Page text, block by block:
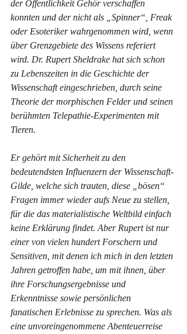
der Öffentlichkeit Gehör verschaffen
konnten und der nicht als „Spinner“, Freak
oder Esoteriker wahrgenommen wird, wenn
über Grenzgebiete des Wissens referiert
wird. Dr. Rupert Sheldrake hat sich schon
zu Lebenszeiten in die Geschichte der
Wissenschaft eingeschrieben, durch seine
Theorie der morphischen Felder und seinen
berühmten Telepathie-Experimenten mit
Tieren.
Er gehört mit Sicherheit zu den
bedeutendsten Influenzern der Wissenschaft-
Gilde, welche sich trauten, diese „bösen“
Fragen immer wieder aufs Neue zu stellen,
für die das materialistische Weltbild einfach
keine Erklärung findet. Aber Rupert ist nur
einer von vielen hundert Forschern und
Sensitiven, mit denen ich mich in den letzten
Jahren getroffen habe, um mit ihnen, über
ihre Forschungsergebnisse und
Erkenntnisse sowie persönlichen
fanatischen Erlebnisse zu sprechen. Was als
eine unvoreingenommene Abenteuerreise